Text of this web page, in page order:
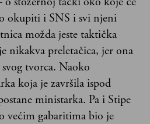
okupiti i SNS i svi njeni
možda jeste taktička
nikakva preletačica, jer ona
tvorca. Naoko
koja je završila ispod
ministarka. Pa i Stipe
većim gabaritima bio je